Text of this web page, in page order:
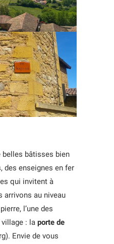
belles bâtisses bien
des enseignes en fer
qui invitent à
arrivons au niveau
l’une des
: la porte de
Envie de vous